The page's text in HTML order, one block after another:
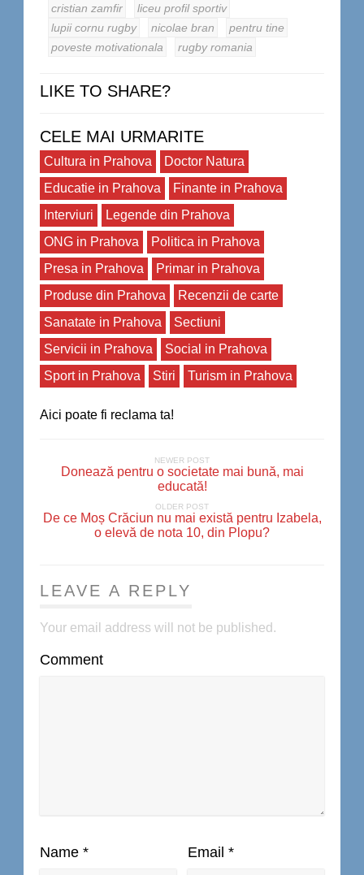
cristian zamfir
liceu profil sportiv
lupii cornu rugby
nicolae bran
pentru tine
poveste motivationala
rugby romania
LIKE TO SHARE?
CELE MAI URMARITE
Cultura in Prahova
Doctor Natura
Educatie in Prahova
Finante in Prahova
Interviuri
Legende din Prahova
ONG in Prahova
Politica in Prahova
Presa in Prahova
Primar in Prahova
Produse din Prahova
Recenzii de carte
Sanatate in Prahova
Sectiuni
Servicii in Prahova
Social in Prahova
Sport in Prahova
Stiri Turism in Prahova
Aici poate fi reclama ta!
NEWER POST
Donează pentru o societate mai bună, mai
educată!
OLDER POST
De ce Moș Crăciun nu mai există pentru Izabela,
o elevă de nota 10, din Plopu?
LEAVE A REPLY
Your email address will not be published.
Comment
Name * Email *